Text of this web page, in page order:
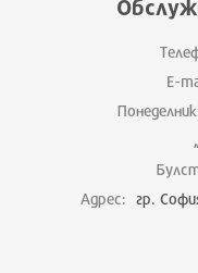
E-
Адрес: гр.